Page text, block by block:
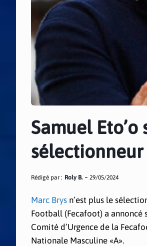
Samuel
Rédigé par : Roly B. 29/05/2024
Marc Brys n’est plus le
Football (Fecafoot) a
Comité d’Urgence de la
Nationale Masculine «A».